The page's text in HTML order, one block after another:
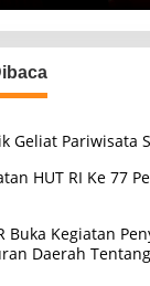
Geliat Pariwisata
HUT RI Ke 77
Buka Kegiatan
Daerah